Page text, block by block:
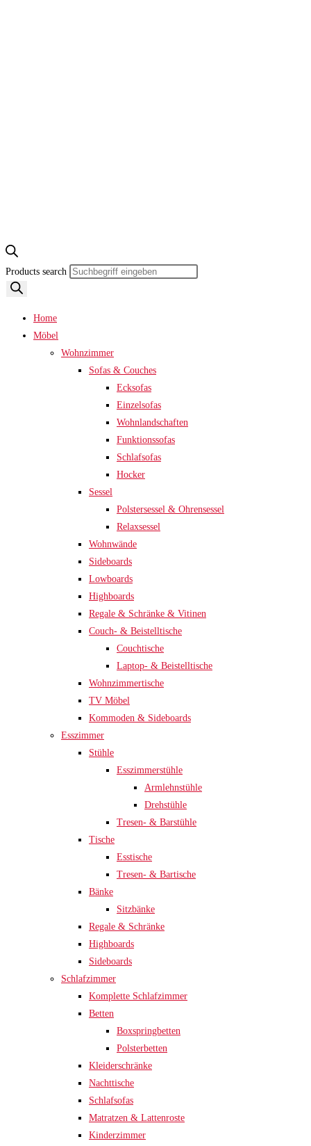
Products search
Home
Möbel
Wohnzimmer
Sofas & Couches
Ecksofas
Einzelsofas
Wohnlandschaften
Funktionssofas
Schlafsofas
Hocker
Sessel
Polstersessel & Ohrensessel
Relaxsessel
Wohnwände
Sideboards
Lowboards
Highboards
Regale & Schränke & Vitinen
Couch- & Beistelltische
Couchtische
Laptop- & Beistelltische
Wohnzimmertische
TV Möbel
Kommoden & Sideboards
Esszimmer
Stühle
Esszimmerstühle
Armlehnstühle
Drehstühle
Tresen- & Barstühle
Tische
Esstische
Tresen- & Bartische
Bänke
Sitzbänke
Regale & Schränke
Highboards
Sideboards
Schlafzimmer
Komplette Schlafzimmer
Betten
Boxspringbetten
Polsterbetten
Kleiderschränke
Nachttische
Schlafsofas
Matratzen & Lattenroste
Kinderzimmer